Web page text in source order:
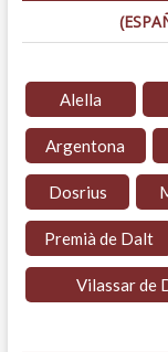
Alella
Argentona
Dosrius
Premià de Dalt
Vilassar de